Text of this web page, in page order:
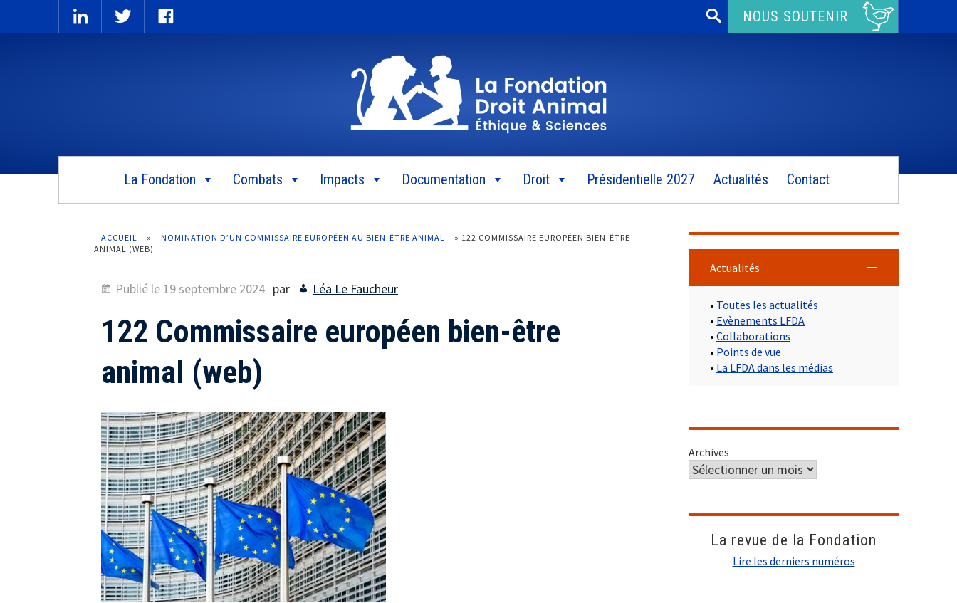
Rechercher :NOUS SOUTENIR
La Fondation Combats Impacts Documentation Droit Présidentielle 2027 Actualités Contact
ACCUEIL » NOMINATION D’UN COMMISSAIRE EUROPÉEN AU BIEN-ÊTRE ANIMAL » 122 COMMISSAIRE EUROPÉEN BIEN-ÊTRE
ANIMAL (WEB)
Publié le 19 septembre 2024 par Léa Le Faucheur
122 Commissaire européen bien-être
animal (web)
Actualités
• Toutes les actualités
• Evènements LFDA
• Collaborations
• Points de vue
• La LFDA dans les médias
Archives
La revue de la Fondation
Lire les derniers numéros